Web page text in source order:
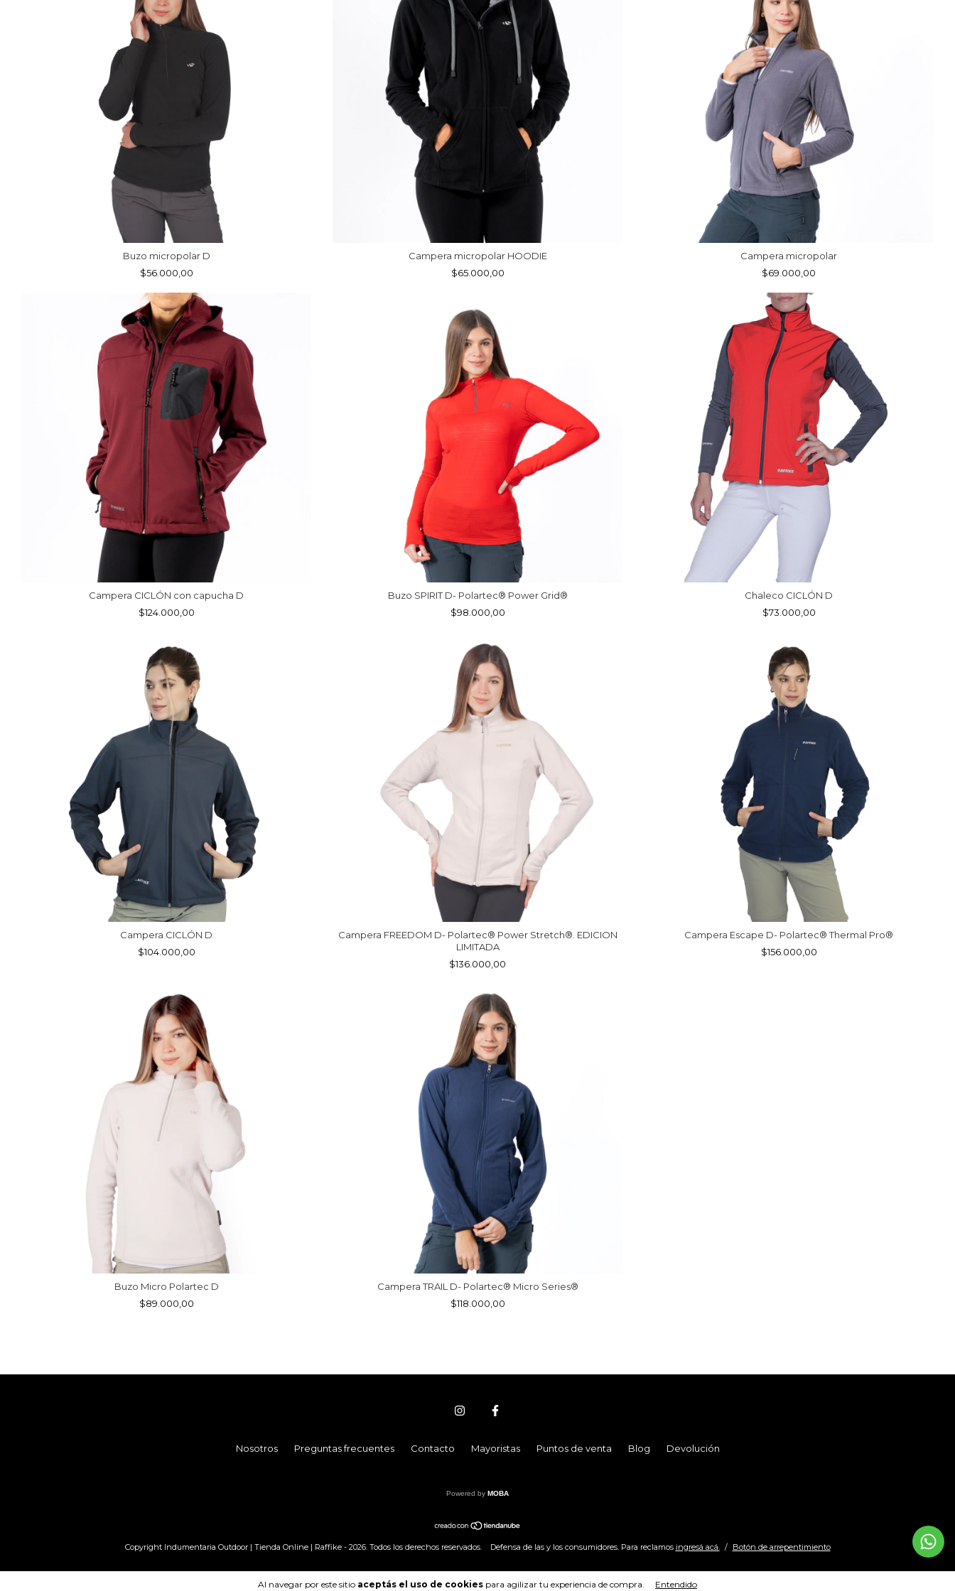
Al navegar por este sitio aceptás el uso de cookies para agilizar tu experiencia de compra. Entendido
Buzo micropolar D
$56.000,00
Campera micropolar HOODIE
$65.000,00
Campera micropolar
$69.000,00
Campera CICLÓN con capucha D
$124.000,00
Buzo SPIRIT D- Polartec® Power Grid®
$98.000,00
Chaleco CICLÓN D
$73.000,00
Campera CICLÓN D
$104.000,00
Campera FREEDOM D- Polartec® Power Stretch®. EDICION
LIMITADA
$136.000,00
Campera Escape D- Polartec® Thermal Pro®
$156.000,00
Buzo Micro Polartec D
$89.000,00
Campera TRAIL D- Polartec® Micro Series®
$118.000,00
Nosotros Preguntas frecuentes Contacto Mayoristas Puntos de venta Blog Devolución
Powered by MOBA
Copyright Indumentaria Outdoor | Tienda Online | Raffike - 2026. Todos los derechos reservados. Defensa de las y los consumidores. Para reclamos ingresá acá. / Botón de arrepentimiento